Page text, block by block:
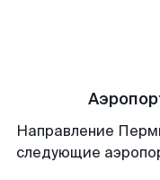
Направление
следующие